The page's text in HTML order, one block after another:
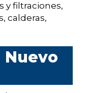
y filtraciones,
calderas,
Nuevo